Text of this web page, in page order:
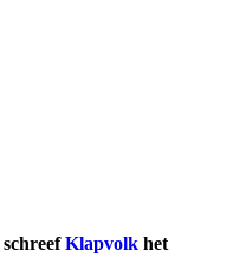
schreefKlapvolk het